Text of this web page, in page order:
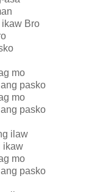
Bro
mo
pasko
mo
pasko
ilaw
ikaw
mo
pasko